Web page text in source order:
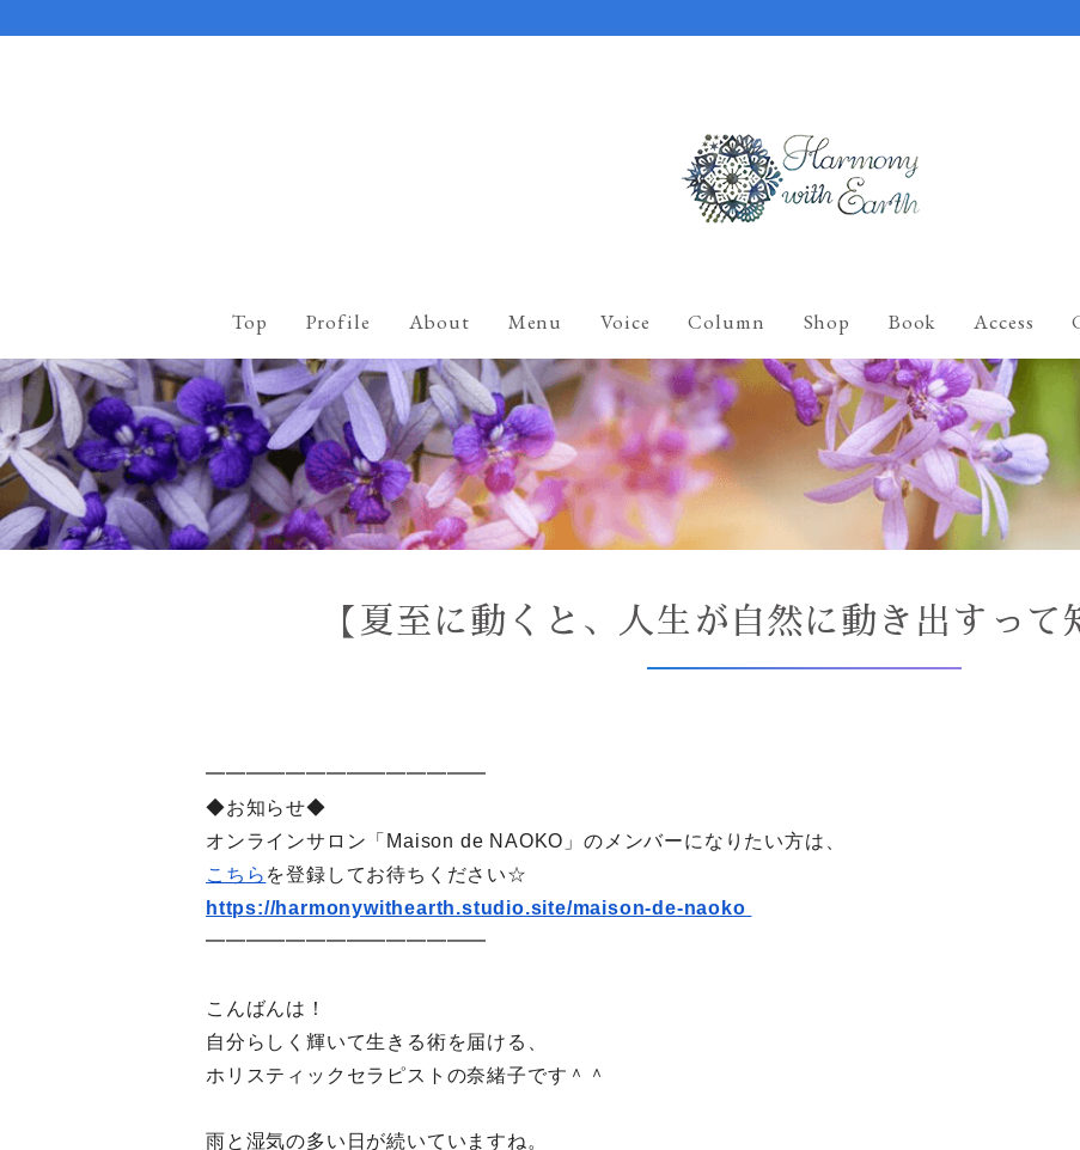
Top Profile About Menu Voice Column Shop Book Access
【夏至に動くと、人生が自然に動き出すって
━━━━━━━━━━━━━━
◆お知らせ◆
オンラインサロン「Maison de NAOKO」のメンバーになりたい方は、
こちら を登録してお待ちください☆
https://harmonywithearth.studio.site/maison-de-naoko
━━━━━━━━━━━━━━
こんばんは！
自分らしく輝いて生きる術を届ける、
ホリスティックセラピストの奈緒子です＾＾
雨と湿気の多い日が続いていますね。